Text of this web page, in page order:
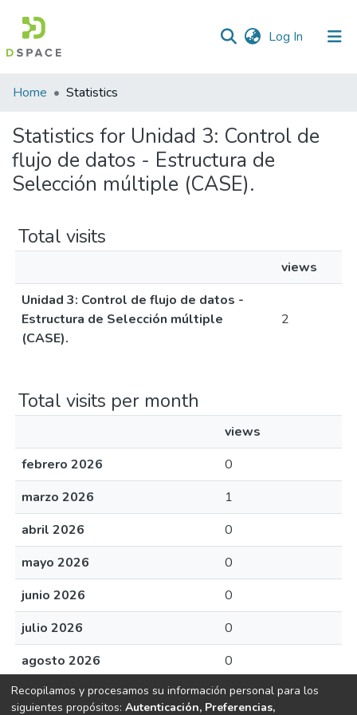
Log In (current)
Home Statistics
Statistics for Unidad 3: Control de
flujo de datos - Estructura de
Selección múltiple (CASE).
Total visits
views
Unidad 3: Control de flujo de datos -
Estructura de Selección múltiple
(CASE).
2
Total visits per month
views
febrero 2026
0
marzo 2026
1
abril 2026
0
mayo 2026
0
junio 2026
0
julio 2026
0
agosto 2026
0
Recopilamos y procesamos su información personal para los
siguientes propósitos: Autenticación, Preferencias,